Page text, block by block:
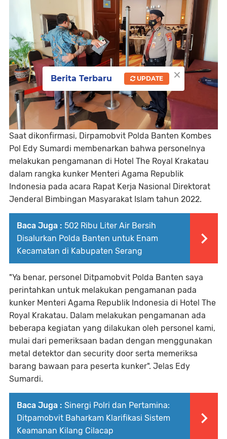
Saat dikonfirmasi, Dirpamobvit Polda Banten Kombes
Pol Edy Sumardi membenarkan bahwa personelnya
melakukan pengamanan di Hotel The Royal Krakatau
dalam rangka kunker Menteri Agama Republik
Indonesia pada acara Rapat Kerja Nasional Direktorat
Jenderal Bimbingan Masyarakat Islam tahun 2022.
Baca Juga : 502 Ribu Liter Air Bersih
Disalurkan Polda Banten untuk Enam
Kecamatan di Kabupaten Serang
"Ya benar, personel Ditpamobvit Polda Banten saya
perintahkan untuk melakukan pengamanan pada
kunker Menteri Agama Republik Indonesia di Hotel The
Royal Krakatau. Dalam melakukan pengamanan ada
beberapa kegiatan yang dilakukan oleh personel kami,
mulai dari pemeriksaan badan dengan menggunakan
metal detektor dan security door serta memeriksa
barang bawaan para peserta kunker". Jelas Edy
Sumardi.
Baca Juga : Sinergi Polri dan Pertamina:
Ditpamobvit Baharkam Klarifikasi Sistem
Keamanan Kilang Cilacap
×
Berita Terbaru UPDATE